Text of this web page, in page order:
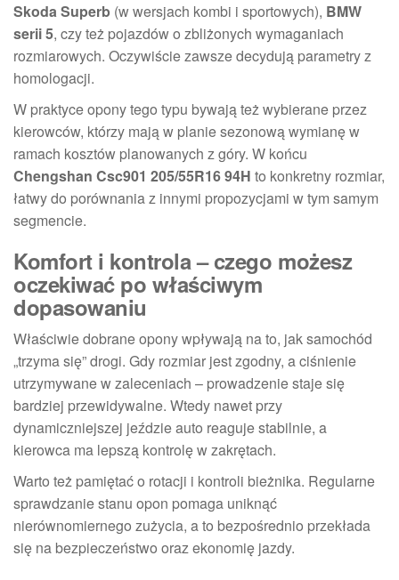
Skoda Superb (w wersjach kombi i sportowych), BMW
serii 5, czy też pojazdów o zbliżonych wymaganiach
rozmiarowych. Oczywiście zawsze decydują parametry z
homologacji.
W praktyce opony tego typu bywają też wybierane przez
kierowców, którzy mają w planie sezonową wymianę w
ramach kosztów planowanych z góry. W końcu
Chengshan Csc901 205/55R16 94H to konkretny rozmiar,
łatwy do porównania z innymi propozycjami w tym samym
segmencie.
Komfort i kontrola – czego możesz
oczekiwać po właściwym
dopasowaniu
Właściwie dobrane opony wpływają na to, jak samochód
„trzyma się” drogi. Gdy rozmiar jest zgodny, a ciśnienie
utrzymywane w zaleceniach – prowadzenie staje się
bardziej przewidywalne. Wtedy nawet przy
dynamiczniejszej jeździe auto reaguje stabilnie, a
kierowca ma lepszą kontrolę w zakrętach.
Warto też pamiętać o rotacji i kontroli bieżnika. Regularne
sprawdzanie stanu opon pomaga uniknąć
nierównomiernego zużycia, a to bezpośrednio przekłada
się na bezpieczeństwo oraz ekonomię jazdy.